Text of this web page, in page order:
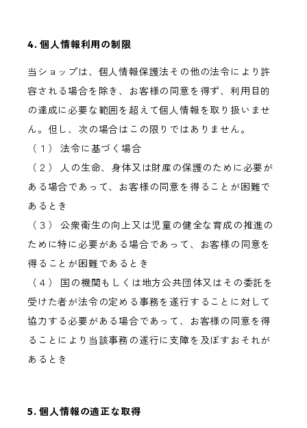
4. 個人情報利用の制限
当ショップは、個人情報保護法その他の法令により許
容される場合を除き、お客様の同意を得ず、利用目的
の達成に必要な範囲を超えて個人情報を取り扱いませ
ん。但し、次の場合はこの限りではありません。
（１） 法令に基づく場合
（２） 人の生命、身体又は財産の保護のために必要が
ある場合であって、お客様の同意を得ることが困難で
あるとき
（３） 公衆衛生の向上又は児童の健全な育成の推進の
ために特に必要がある場合であって、お客様の同意を
得ることが困難であるとき
（４） 国の機関もしくは地方公共団体又はその委託を
受けた者が法令の定める事務を遂行することに対して
協力する必要がある場合であって、お客様の同意を得
ることにより当該事務の遂行に支障を及ぼすおそれが
あるとき
5. 個人情報の適正な取得